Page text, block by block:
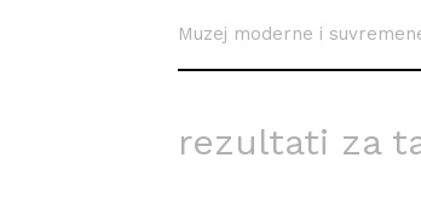
Muzej moderne i
rezultati za